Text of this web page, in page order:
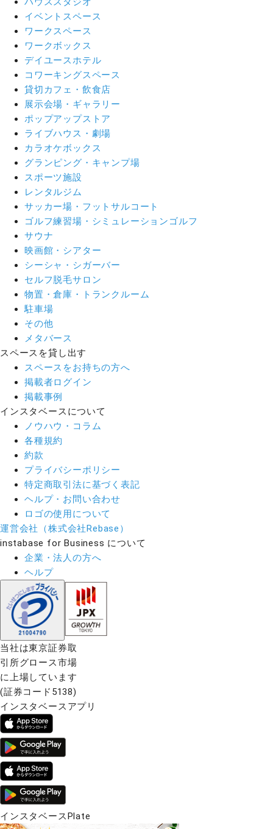
イベントスペース
ワークスペース
ワークボックス
デイユースホテル
コワーキングスペース
貸切カフェ・飲食店
展示会場・ギャラリー
ポップアップストア
ライブハウス・劇場
カラオケボックス
グランピング・キャンプ場
スポーツ施設
レンタルジム
サッカー場・フットサルコート
ゴルフ練習場・シミュレーションゴルフ
サウナ
映画館・シアター
シーシャ・シガーバー
セルフ脱毛サロン
物置・倉庫・トランクルーム
駐車場
その他
メタバース
スペースを貸し出す
スペースをお持ちの方へ
掲載者ログイン
掲載事例
インスタベースについて
ノウハウ・コラム
各種規約
約款
プライバシーポリシー
特定商取引法に基づく表記
ヘルプ・お問い合わせ
ロゴの使用について
運営会社（株式会社Rebase）
instabase for Business について
企業・法人の方へ
ヘルプ
当社は東京証券取
引所グロース市場
に上場しています
(証券コード5138)
インスタベースアプリ
インスタベースPlate